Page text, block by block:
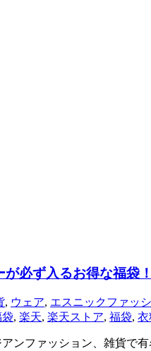
必ず入るお得な福袋！
, ウェア, エスニックファッ
, 楽天, 楽天ストア, 福袋, 衣
ファッション、雑貨で